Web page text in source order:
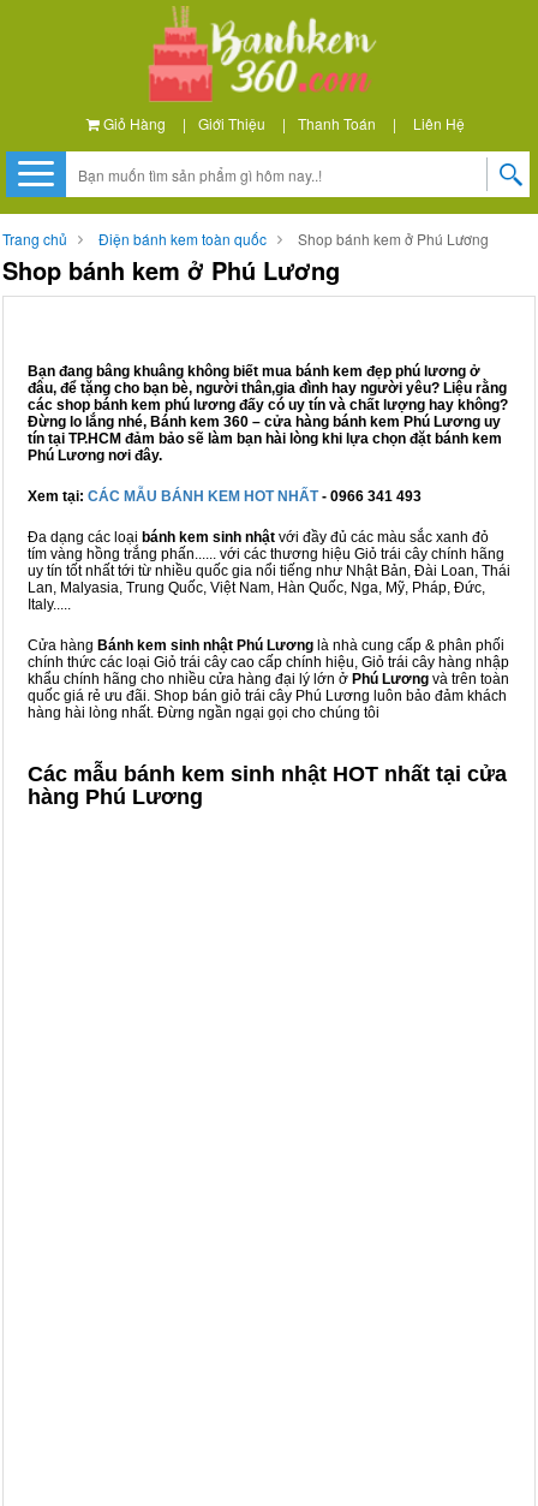
Giỏ Hàng | Giới Thiệu | Thanh Toán | Liên Hệ
Trang chủ Điện bánh kem toàn quốc Shop bánh kem ở Phú Lương
Shop bánh kem ở Phú Lương
Bạn đang bâng khuâng không biết mua bánh kem đẹp phú lương ở
đâu, để tặng cho bạn bè, người thân,gia đình hay người yêu? Liệu rằng
các shop bánh kem phú lương đấy có uy tín và chất lượng hay không?
Đừng lo lắng nhé, Bánh kem 360 – cửa hàng bánh kem Phú Lương uy
tín tại TP.HCM đảm bảo sẽ làm bạn hài lòng khi lựa chọn đặt bánh kem
Phú Lương nơi đây.
Xem tại: CÁC MẪU BÁNH KEM HOT NHẤT- 0966 341 493
Đa dạng các loại bánh kem sinh nhật với đầy đủ các màu sắc xanh đỏ
tím vàng hồng trắng phấn...... với các thương hiệu Giỏ trái cây chính hãng
uy tín tốt nhất tới từ nhiều quốc gia nổi tiếng như Nhật Bản, Đài Loan, Thái
Lan, Malyasia, Trung Quốc, Việt Nam, Hàn Quốc, Nga, Mỹ, Pháp, Đức,
Italy.....
Cửa hàng Bánh kem sinh nhật Phú Lương là nhà cung cấp & phân phối
chính thức các loại Giỏ trái cây cao cấp chính hiệu, Giỏ trái cây hàng nhập
khẩu chính hãng cho nhiều cửa hàng đại lý lớn ở Phú Lương và trên toàn
quốc giá rẻ ưu đãi. Shop bán giỏ trái cây Phú Lương luôn bảo đảm khách
hàng hài lòng nhất. Đừng ngần ngại gọi cho chúng tôi
Các mẫu bánh kem sinh nhật HOT nhất tại cửa
hàng Phú Lương